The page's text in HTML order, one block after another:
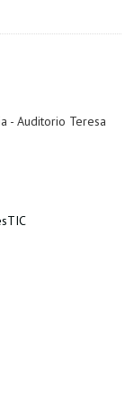
- Auditorio Teresa